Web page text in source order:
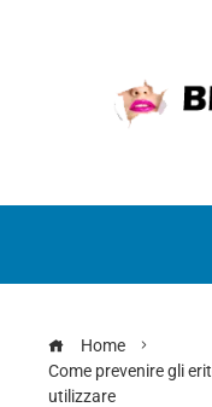
Home
Come prevenire gli
utilizzare